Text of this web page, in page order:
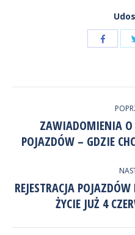
WPISÓW
ZAWIADOMIENIA O
POJAZDÓW – GDZIE
REJESTRACJA
ŻYCIE JUŻ 4